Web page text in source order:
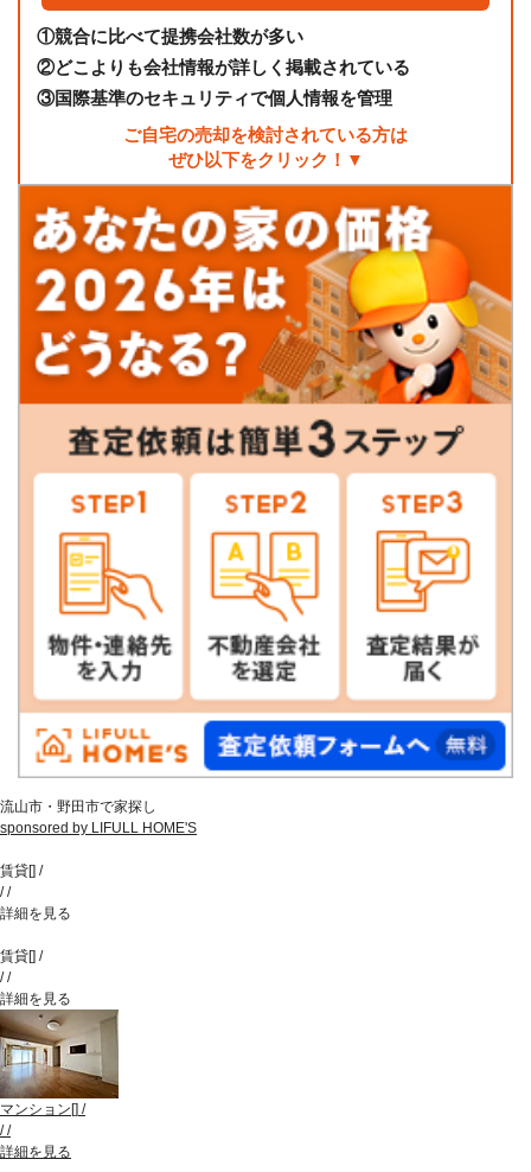
①競合に比べて提携会社数が多い
②どこよりも会社情報が詳しく掲載されている
③国際基準のセキュリティで個人情報を管理
ご自宅の売却を検討されている方は
ぜひ以下をクリック！▼
流山市・野田市で家探し
sponsored by LIFULL HOME'S
賃貸[] /
//
詳細を見る
賃貸[] /
//
詳細を見る
マンション [] /
//
詳細を見る